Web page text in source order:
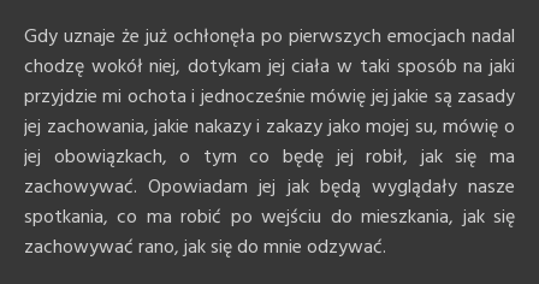
Gdy uznaje że już ochłonęła po pierwszych emocjach nadal
chodzę wokół niej, dotykam jej ciała w taki sposób na jaki
przyjdzie mi ochota i jednocześnie mówię jej jakie są zasady
jej zachowania, jakie nakazy i zakazy jako mojej su, mówię o
jej obowiązkach, o tym co będę jej robił, jak się ma
zachowywać. Opowiadam jej jak będą wyglądały nasze
spotkania, co ma robić po wejściu do mieszkania, jak się
zachowywać rano, jak się do mnie odzywać.